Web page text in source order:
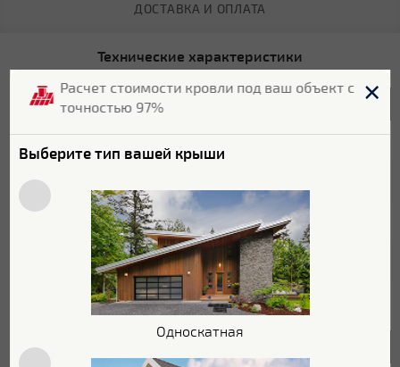
ДОСТАВКА И ОПЛАТА
Технические характеристики
Общие характеристики
Страна бренда
4000 мм
20 мм
Уплотнители для кровли
Основные характеристики
Расчет стоимости кровли под ваш объект с
точностью 97%
Выберите тип вашей крыши
Односкатная